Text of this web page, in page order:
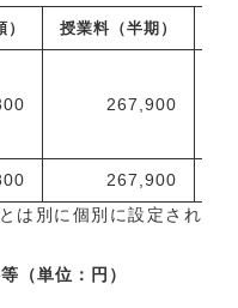
） 授業料（半期）
267,900
267,900
は別に個別に設定され
（単位：円）